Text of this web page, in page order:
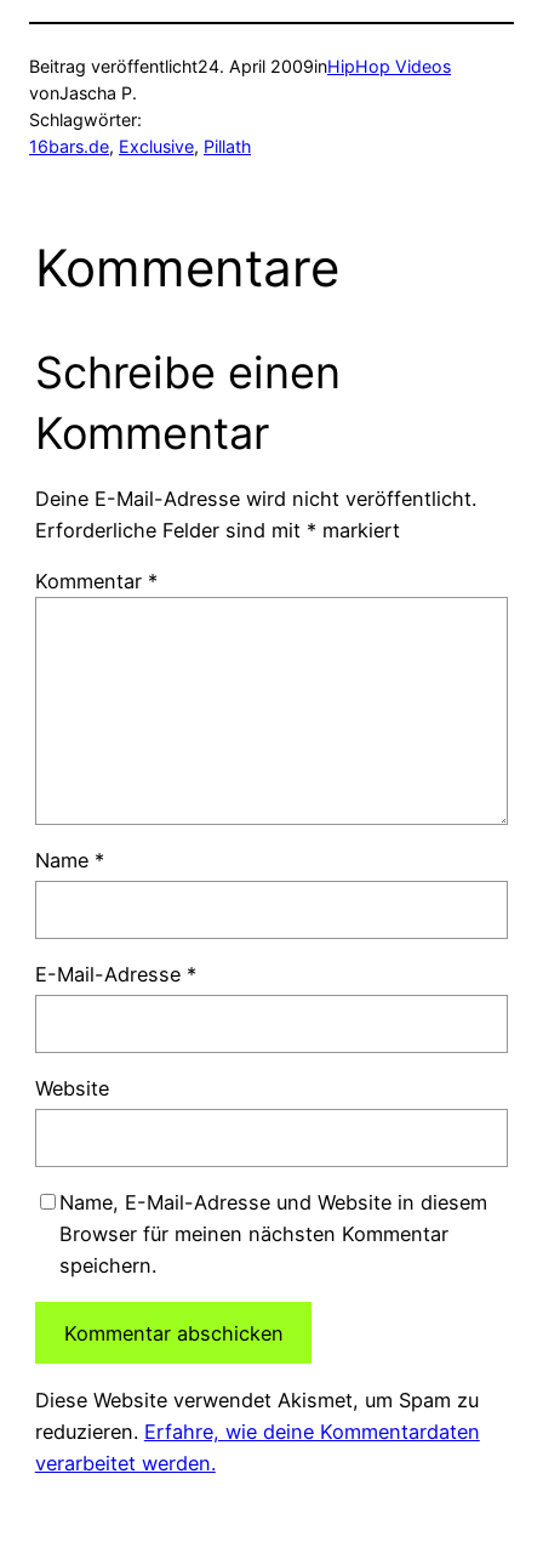
Beitrag veröffentlicht24. April 2009inHipHop Videos
vonJascha P.
Schlagwörter:
16bars.de, Exclusive, Pillath
Kommentare
Schreibe einen
Kommentar
Deine E-Mail-Adresse wird nicht veröffentlicht.
Erforderliche Felder sind mit * markiert
Kommentar *
Name *
E-Mail-Adresse *
Website
Name, E-Mail-Adresse und Website in diesem
Browser für meinen nächsten Kommentar
speichern.
Diese Website verwendet Akismet, um Spam zu
reduzieren. Erfahre, wie deine Kommentardaten
verarbeitet werden.